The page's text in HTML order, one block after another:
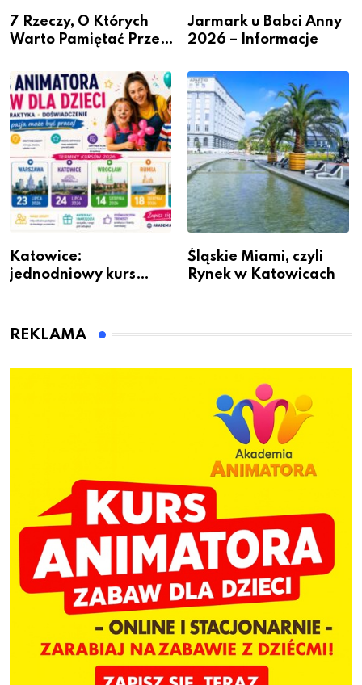
7 Rzeczy, O Których
Warto Pamiętać Przed
Jarmark u Babci Anny
2026 – Informacje
Katowice:
jednodniowy kurs
dzieci
Śląskie Miami, czyli
Rynek w Katowicach
REKLAMA